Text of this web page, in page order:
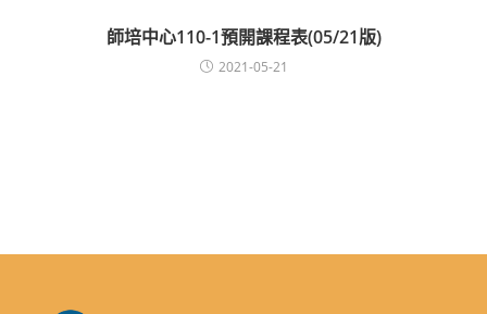
師培中心110-1預開課程表(05/21版)
2021-05-21